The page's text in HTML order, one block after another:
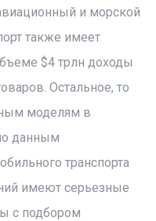
и морской
также имеет
$4 трлн доходы
Остальное, то
моделям в
данным
транспорта
имеют серьезные
с подбором